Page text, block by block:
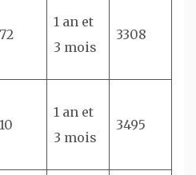
1 an et
3 mois
3308
1 an et
3 mois
3495